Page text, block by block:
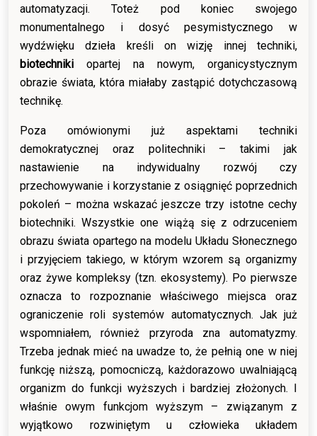
automatyzacji. Toteż pod koniec swojego
monumentalnego i dosyć pesymistycznego w
wydźwięku dzieła kreśli on wizję innej techniki,
biotechniki opartej na nowym, organicystycznym
obrazie świata, która miałaby zastąpić dotychczasową
technikę.
Poza omówionymi już aspektami techniki
demokratycznej oraz politechniki – takimi jak
nastawienie na indywidualny rozwój czy
przechowywanie i korzystanie z osiągnięć poprzednich
pokoleń – można wskazać jeszcze trzy istotne cechy
biotechniki. Wszystkie one wiążą się z odrzuceniem
obrazu świata opartego na modelu Układu Słonecznego
i przyjęciem takiego, w którym wzorem są organizmy
oraz żywe kompleksy (tzn. ekosystemy). Po pierwsze
oznacza to rozpoznanie właściwego miejsca oraz
ograniczenie roli systemów automatycznych. Jak już
wspomniałem, również przyroda zna automatyzmy.
Trzeba jednak mieć na uwadze to, że pełnią one w niej
funkcję niższą, pomocniczą, każdorazowo uwalniającą
organizm do funkcji wyższych i bardziej złożonych. I
właśnie owym funkcjom wyższym – związanym z
wyjątkowo rozwiniętym u człowieka układem